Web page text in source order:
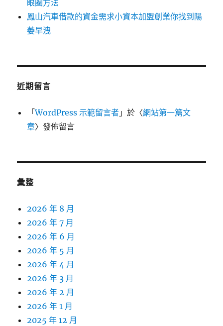
眼圈方法
鳳山汽車借款的資金需求小資本加盟創業你找到陽
萎早洩
近期留言
「WordPress 示範留言者 」於〈網站第一篇文
章〉發佈留言
彙整
2026 年 8 月
2026 年 7 月
2026 年 6 月
2026 年 5 月
2026 年 4 月
2026 年 3 月
2026 年 2 月
2026 年 1 月
2025 年 12 月